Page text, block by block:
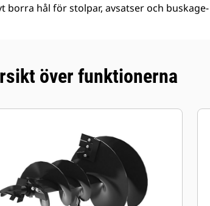
hål för stolpar, avsatser och
över funktionerna